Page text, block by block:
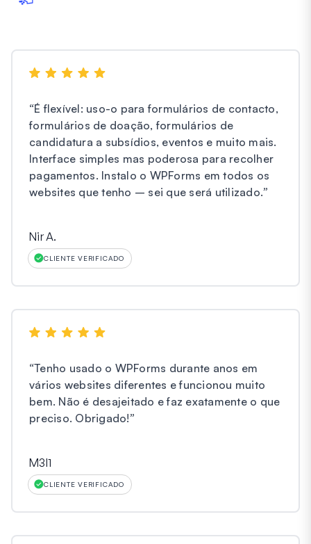
“É flexível: uso-o para formulários de contacto,
formulários de doação, formulários de
candidatura a subsídios, eventos e muito mais.
Interface simples mas poderosa para recolher
pagamentos. Instalo o WPForms em todos os
websites que tenho – sei que será utilizado.”
Nir A.
CLIENTE VERIFICADO
“Tenho usado o WPForms durante anos em
vários websites diferentes e funcionou muito
bem. Não é desajeitado e faz exatamente o que
preciso. Obrigado!”
M3l1
CLIENTE VERIFICADO